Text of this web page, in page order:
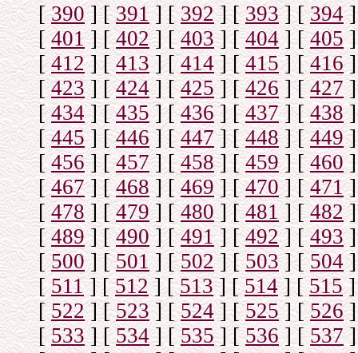
[390] [391] [392] [393] [394]
[401] [402] [403] [404] [405]
[412] [413] [414] [415] [416]
[423] [424] [425] [426] [427]
[434] [435] [436] [437] [438]
[445] [446] [447] [448] [449]
[ 456] [457] [458] [459] [460]
[467] [468] [469] [470] [471]
[478] [479] [480] [481] [482]
[489] [490] [491] [492] [493]
[500] [501] [502] [503] [504]
[511] [512] [513] [514] [515]
[522] [523] [524] [525] [526]
[533] [534] [535] [536] [ 537]